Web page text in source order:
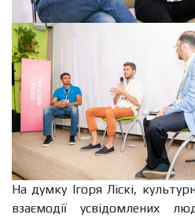
На думку Ігоря Ліскі,
взаємодії усвідомлених